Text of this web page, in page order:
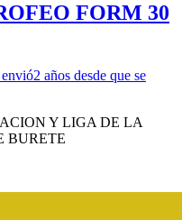
FORM 30
envió2 años desde que se
Y LIGA DE LA
BURETE